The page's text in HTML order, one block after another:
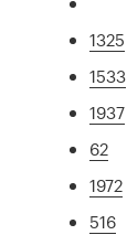
1325
1533
1937
62
1972
516